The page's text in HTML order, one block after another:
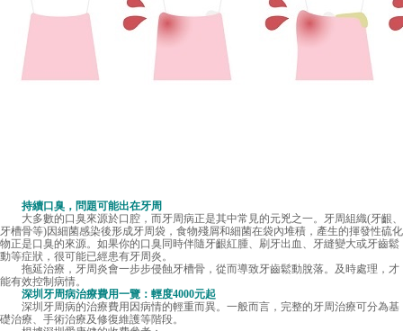
持續口臭，問題可能出在牙周
大多數的口臭來源於口腔，而牙周病正是其中常見的元兇之一。牙周組織(牙齦、
牙槽骨等)因細菌感染後形成牙周袋，食物殘屑和細菌在袋內堆積，產生的揮發性硫化
物正是口臭的來源。如果你的口臭同時伴隨牙齦紅腫、刷牙出血、牙縫變大或牙齒鬆
動等症狀，很可能已經患有牙周炎。
拖延治療，牙周炎會一步步侵蝕牙槽骨，從而導致牙齒鬆動脫落。及時處理，才
能有效控制病情。
深圳牙周病治療費用一覽：輕度4000元起
深圳牙周病的治療費用因病情的輕重而異。一般而言，完整的牙周治療可分為基
礎治療、手術治療及修復維護等階段。